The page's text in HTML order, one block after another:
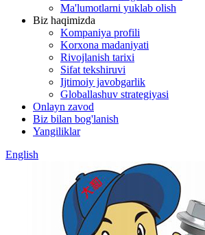
Ma'lumotlarni yuklab olish
Biz haqimizda
Kompaniya profili
Korxona madaniyati
Rivojlanish tarixi
Sifat tekshiruvi
Ijtimoiy javobgarlik
Globallashuv strategiyasi
Onlayn zavod
Biz bilan bog'lanish
Yangiliklar
English